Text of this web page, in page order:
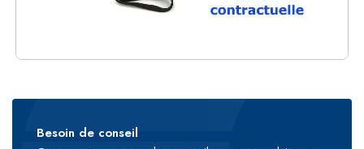
Besoin de conseil